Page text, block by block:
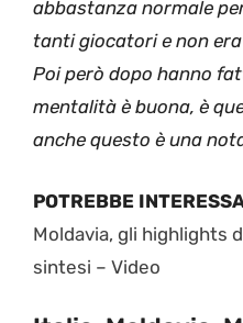
abbastanza normale
tanti giocatori e non era
Poi però dopo hanno
mentalità è buona, è
anche questo è una
POTREBBE
Moldavia, gli highlights
sintesi – Video